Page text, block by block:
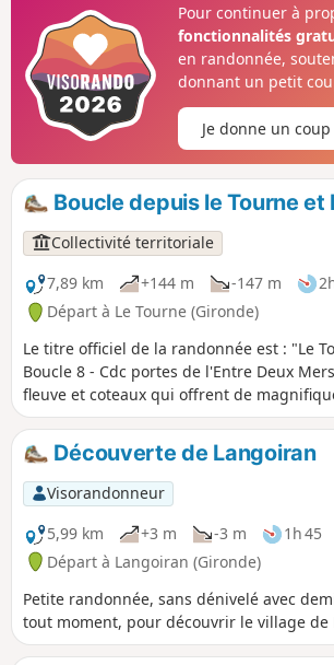
affluents (le grand Estey) puis, après
chemin un peu pentu, vous rejoindrez
vallons frais de l'Entre-Deux-Mers entre
de chênes dominants et prairies pâturées.
points de vue sur le fleuve et sa plaine
Pour continuer à
fonctionnalités
en randonnée,
donnant un petit
Je donne un
Boucle depuis le Tourne et
Collectivité territoriale
7,89 km
+144 m -147 m
Départ à Le Tourne (Gironde)
Le titre officiel de la randonnée est : "Le
Boucle 8 - Cdc portes de l'Entre Deux
fleuve et coteaux qui offrent de
les palus colorées qui enserrent la
cheminant dans un vignoble
dans les ruelles de ces deux bourgs
toujours son chemin. On suit son cours
autre histoire ; celle de villages où toute la
autour du fleuve, de son commerce et
Découverte de Langoiran
Visorandonneur
5,99 km
+3 m -3 m 1h 45
Départ à Langoiran (Gironde)
Petite randonnée, sans dénivelé avec
tout moment, pour découvrir le village de